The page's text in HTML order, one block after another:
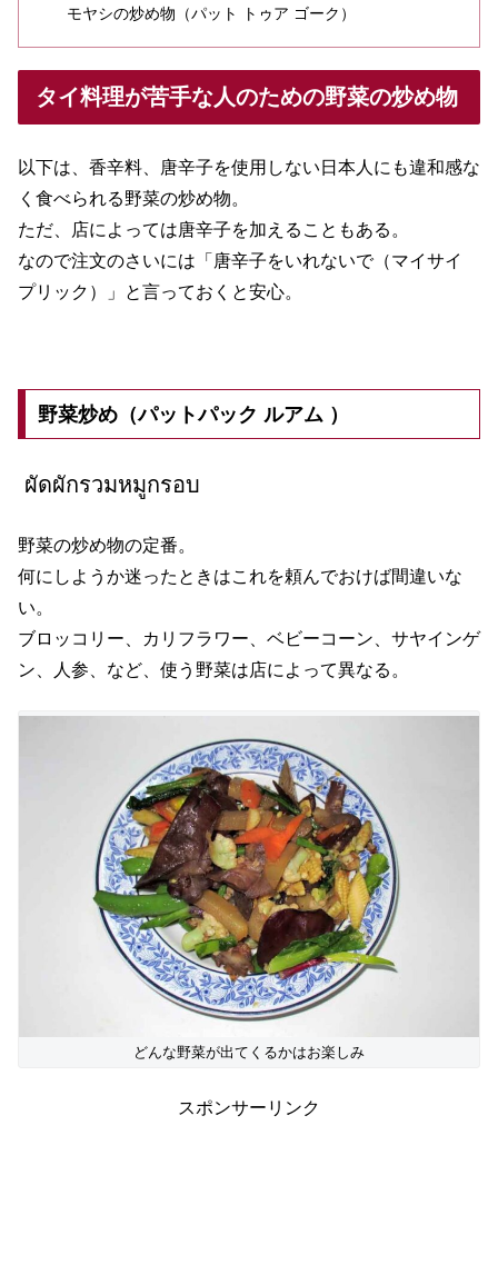
モヤシの炒め物（パット トゥア ゴーク）
タイ料理が苦手な人のための野菜の炒め物
以下は、香辛料、唐辛子を使用しない日本人にも違和感な
く食べられる野菜の炒め物。
ただ、店によっては唐辛子を加えることもある。
なので注文のさいには「唐辛子をいれないで（マイサイ
プリック）」と言っておくと安心。
野菜炒め（パットパック ルアム ）
ผัดผักรวมหมูกรอบ
野菜の炒め物の定番。
何にしようか迷ったときはこれを頼んでおけば間違いな
い。
ブロッコリー、カリフラワー、ベビーコーン、サヤインゲ
ン、人参、など、使う野菜は店によって異なる。
どんな野菜が出てくるかはお楽しみ
スポンサーリンク